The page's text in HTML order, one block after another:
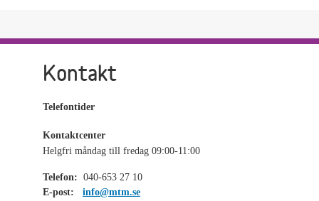
Kontakt
Telefontider
Kontaktcenter
Helgfri måndag till fredag 09:00-11:00
Telefon: 040-653 27 10
E-post:
info@mtm.se